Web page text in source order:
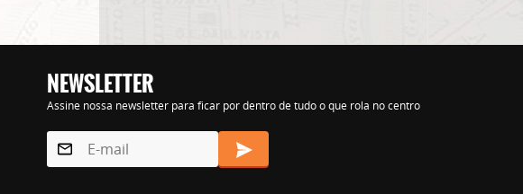
NEWSLETTER
Assine nossa newsletter para ficar por dentro de tudo o que rola no centro
assumenda labore quia nobis nihil tempora
est.